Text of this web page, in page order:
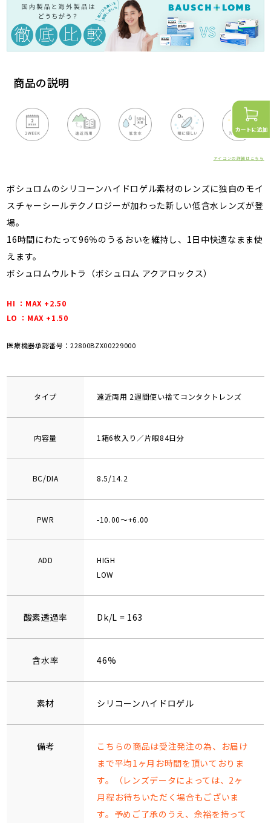
商品の説明
アイコンの詳細はこちら
ボシュロムのシリコーンハイドロゲル素材のレンズに独自のモイ
スチャーシールテクノロジーが加わった新しい低含水レンズが登
場。
16時間にわたって96％のうるおいを維持し、1日中快適なまま使
えます。
ボシュロムウルトラ（ボシュロム アクアロックス）
HI ：MAX +2.50
LO ：MAX +1.50
医療機器承認番号：22800BZX00229000
タイプ 遠近両用 2週間使い捨てコンタクトレンズ
内容量 1箱6枚入り／片眼84日分
BC/DIA 8.5/14.2
PWR -10.00～+6.00
ADD
HIGH
LOW
酸素透過率 Dk/L = 163
含水率 46%
素材 シリコーンハイドロゲル
備考
こちらの商品は受注発注の為、お届け
まで平均1ヶ月お時間を頂いておりま
す。（レンズデータによっては、2ヶ
月程お待ちいただく場合もございま
す。予めご了承のうえ、余裕を持って